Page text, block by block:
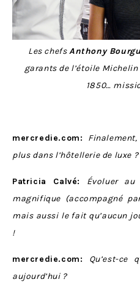
Les chefsAnthony
garants de l’étoile
1850…
mercredie.com:
plus dans l’hôtellerie de luxe ?
Patricia Calvé:
Évoluer
magnifique (accompagné
mais aussi le fait qu’aucun
!
mercredie.com:
Qu’est-
aujourd’hui ?